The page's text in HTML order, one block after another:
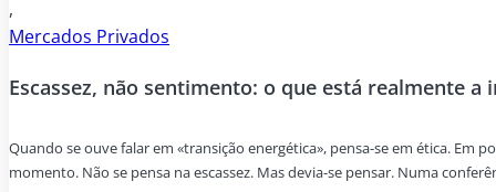
,
Mercados Privados
Escassez, não sentimento: o que está realmente
Quando se ouve falar em «transição energética», pensa-se em ética. Em
momento. Não se pensa na escassez. Mas devia-se pensar. Numa